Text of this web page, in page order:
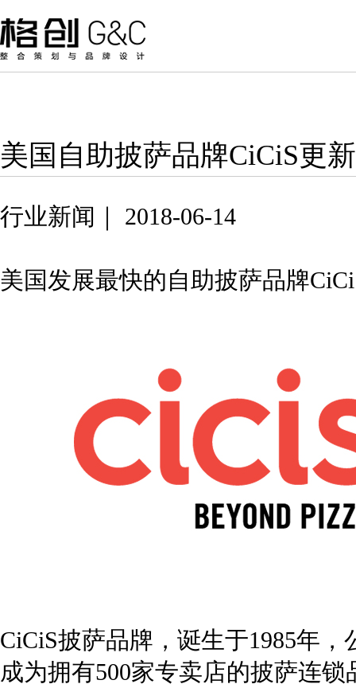
美国自助披萨品牌CiCiS更
行业新闻｜ 2018-06-14
美国发展最快的自助披萨品牌
CiCiS披萨品牌，诞生于1985年
成为拥有500家专卖店的披萨连